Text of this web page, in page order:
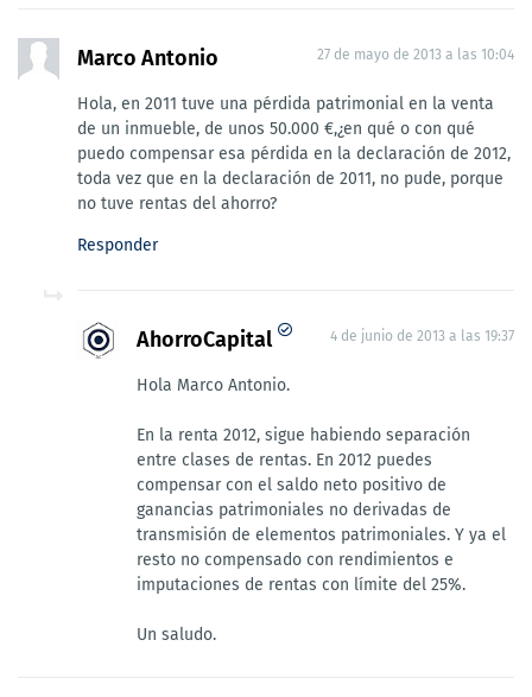
Marco Antonio 27 de mayo de 2013 a las 10:04
Hola, en 2011 tuve una pérdida patrimonial en la venta
de un inmueble, de unos 50.000 €,¿en qué o con qué
puedo compensar esa pérdida en la declaración de 2012,
toda vez que en la declaración de 2011, no pude, porque
no tuve rentas del ahorro?
Responder
AhorroCapital 4 de junio de 2013 a las 19:37
Hola Marco Antonio.
En la renta 2012, sigue habiendo separación
entre clases de rentas. En 2012 puedes
compensar con el saldo neto positivo de
ganancias patrimoniales no derivadas de
transmisión de elementos patrimoniales. Y ya el
resto no compensado con rendimientos e
imputaciones de rentas con límite del 25%.
Un saludo.